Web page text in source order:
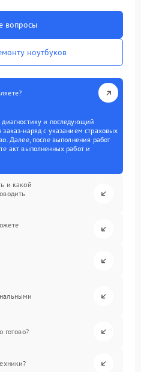
вопросы
ноутбуков
диагностику и последующий
наряд с указанием страховых
Далее, после выполнения работ
акт выполненных работ и
и какой
готово?